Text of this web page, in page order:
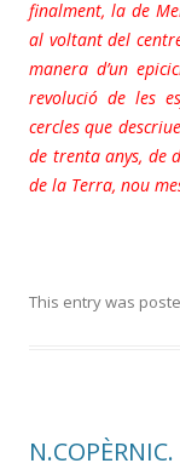
finalment, la de
al voltant del
manera d’un
revolució de les
cercles que
de trenta anys, de
de la Terra, nou
This entry was